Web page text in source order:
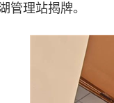
管理站揭牌。